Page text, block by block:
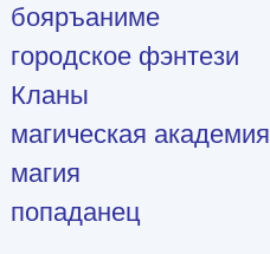
бояръаниме
городское фэнтези
Кланы
магическая академия
магия
попаданец